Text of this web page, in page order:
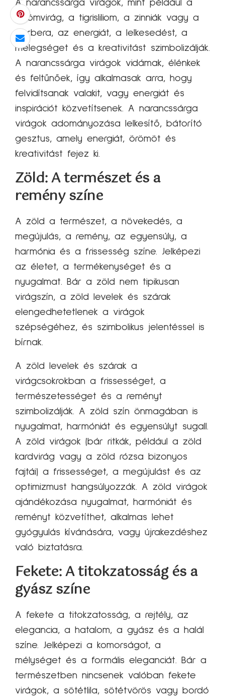
A narancssárga virágok, mint például a
körömvirág, a tigrisliliom, a zinniák vagy a
gerbera, az energiát, a lelkesedést, a
melegséget és a kreativitást szimbolizálják.
A narancssárga virágok vidámak, élénkek
és feltűnőek, így alkalmasak arra, hogy
felvidítsanak valakit, vagy energiát és
inspirációt közvetítsenek. A narancssárga
virágok adományozása lelkesítő, bátorító
gesztus, amely energiát, örömöt és
kreativitást fejez ki.
Zöld: A természet és a
remény színe
A zöld a természet, a növekedés, a
megújulás, a remény, az egyensúly, a
harmónia és a frissesség színe. Jelképezi
az életet, a termékenységet és a
nyugalmat. Bár a zöld nem tipikusan
virágszín, a zöld levelek és szárak
elengedhetetlenek a virágok
szépségéhez, és szimbolikus jelentéssel is
bírnak.
A zöld levelek és szárak a
virágcsokrokban a frissességet, a
természetességet és a reményt
szimbolizálják. A zöld szín önmagában is
nyugalmat, harmóniát és egyensúlyt sugall.
A zöld virágok (bár ritkák, például a zöld
kardvirág vagy a zöld rózsa bizonyos
fajtái) a frissességet, a megújulást és az
optimizmust hangsúlyozzák. A zöld virágok
ajándékozása nyugalmat, harmóniát és
reményt közvetíthet, alkalmas lehet
gyógyulás kívánására, vagy újrakezdéshez
való biztatásra.
Fekete: A titokzatosság és a
gyász színe
A fekete a titokzatosság, a rejtély, az
elegancia, a hatalom, a gyász és a halál
színe. Jelképezi a komorságot, a
mélységet és a formális eleganciát. Bár a
természetben nincsenek valóban fekete
virágok, a sötétlila, sötétvörös vagy bordó